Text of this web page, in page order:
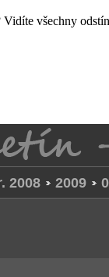
všechny
2008 2009